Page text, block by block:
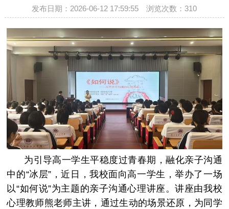
发布日期：2026-06-12 17:59:55 浏览次数：310
为引导高一学生平稳度过青春期，融化亲子沟通
中的“冰层”，近日，我校面向高一学生，举办了一场
以“如何说”为主题的亲子沟通心理讲座。讲座由我校
心理教师熊老师主讲，通过生动的场景还原，为同学